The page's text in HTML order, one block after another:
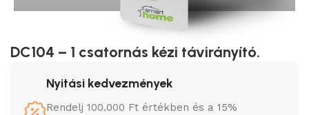
DC104 – 1 csatornás kézi távirányító.
Nyitási kedvezmények
Rendelj 100.000 Ft értékben és a 15%